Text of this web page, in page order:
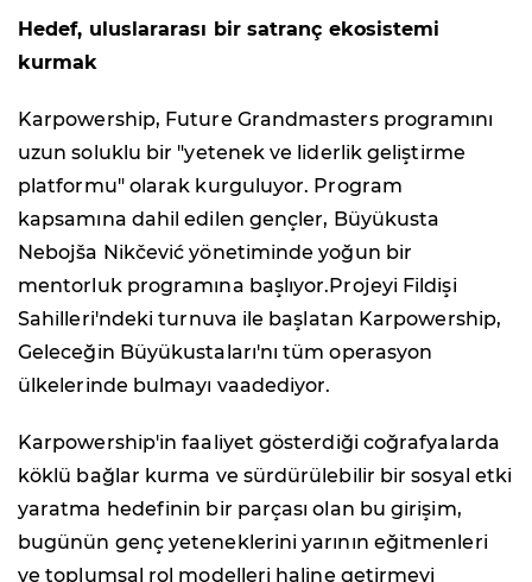
Hedef, uluslararası bir satranç ekosistemi
kurmak
Karpowership, Future Grandmasters programını
uzun soluklu bir "yetenek ve liderlik geliştirme
platformu" olarak kurguluyor. Program
kapsamına dahil edilen gençler, Büyükusta
Nebojša Nikčević yönetiminde yoğun bir
mentorluk programına başlıyor.Projeyi Fildişi
Sahilleri'ndeki turnuva ile başlatan Karpowership,
Geleceğin Büyükustaları'nı tüm operasyon
ülkelerinde bulmayı vaadediyor.
Karpowership'in faaliyet gösterdiği coğrafyalarda
köklü bağlar kurma ve sürdürülebilir bir sosyal etki
yaratma hedefinin bir parçası olan bu girişim,
bugünün genç yeteneklerini yarının eğitmenleri
ve toplumsal rol modelleri haline getirmeyi